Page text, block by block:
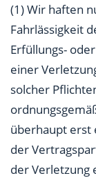
(1) Wir haften
Fahrlässigkeit
Erfüllungs-
einer
solcher
überhaupt erst
der
der Verletzung